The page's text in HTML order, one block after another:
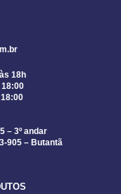
18h
– 3º andar
905 – Butantã